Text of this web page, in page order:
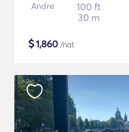
Andre
100 ft
30 m
$1,860 /nat